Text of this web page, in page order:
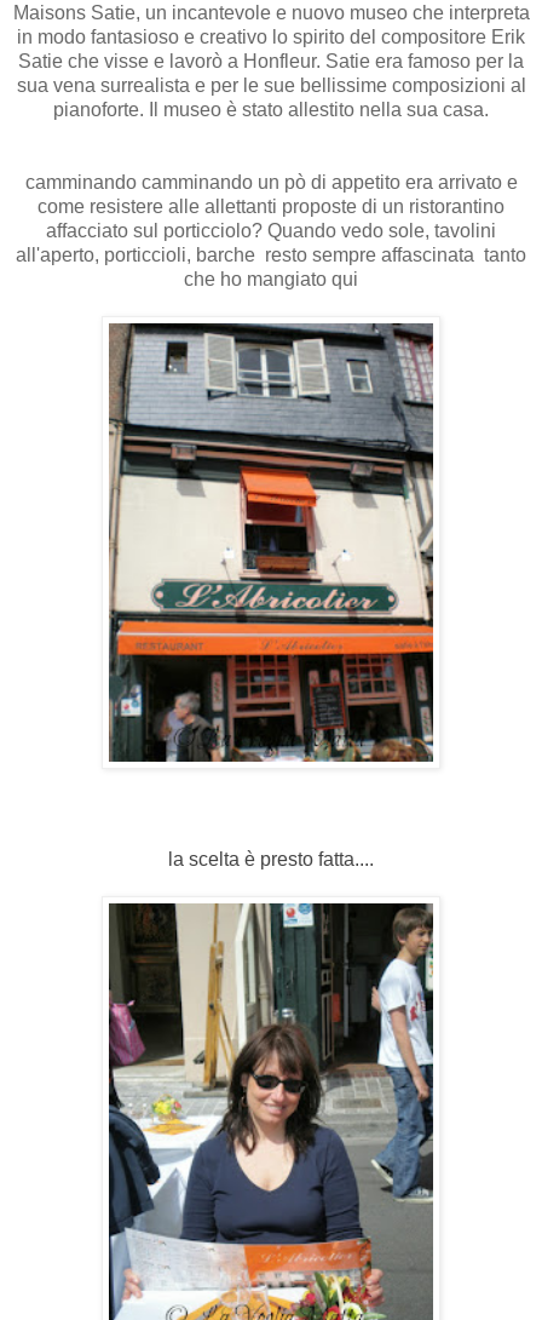
Maisons Satie, un incantevole e nuovo museo che interpreta
in modo fantasioso e creativo lo spirito del compositore Erik
Satie che visse e lavorò a Honfleur. Satie era famoso per la
sua vena surrealista e per le sue bellissime composizioni al
pianoforte. Il museo è stato allestito nella sua casa.
camminando camminando un pò di appetito era arrivato e
come resistere alle allettanti proposte di un ristorantino
affacciato sul porticciolo? Quando vedo sole, tavolini
all'aperto, porticcioli, barche resto sempre affascinata tanto
che ho mangiato qui
la scelta è presto fatta....